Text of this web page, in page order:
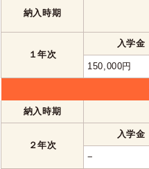
納入時期
１年次
入学金
150,000円
納入時期
２年次
入学金
−